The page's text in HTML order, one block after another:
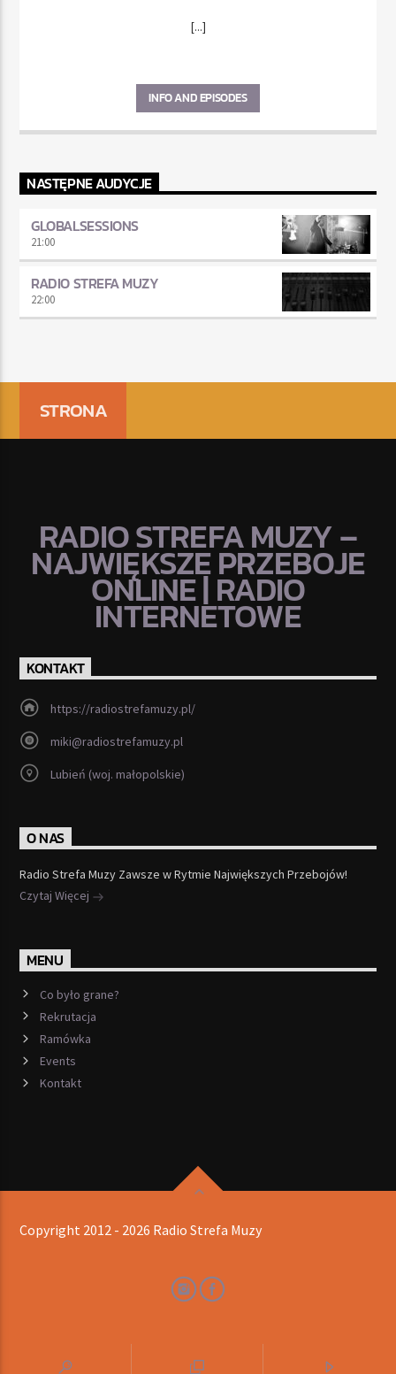
[...]
INFO AND EPISODES
NASTĘPNE AUDYCJE
GLOBALSESSIONS
21:00
RADIO STREFA MUZY
22:00
STRONA
RADIO STREFA MUZY –
NAJWIĘKSZE PRZEBOJE
ONLINE | RADIO
INTERNETOWE
KONTAKT
https://radiostrefamuzy.pl/
miki@radiostrefamuzy.pl
Lubień (woj. małopolskie)
O NAS
Radio Strefa Muzy Zawsze w Rytmie Największych Przebojów!
Czytaj Więcej
MENU
Co było grane?
Rekrutacja
Ramówka
Events
Kontakt
Copyright 2012 - 2026 Radio Strefa Muzy